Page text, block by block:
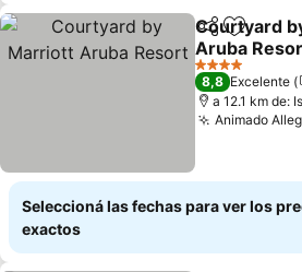
Compartir
Añadir
Courtyard
Aruba
4 Estrellas
8,8 Excelente
a 12.1 km de:
Animado
Seleccioná las fechas para ver los
exactos